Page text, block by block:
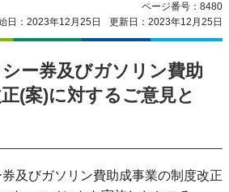
ページ番号：8480
日：2023年12月25日
更新日：2023年12月25日
ー券及びガソリン費助
(案)に対するご意見と
券及びガソリン費助成事業の制度改正